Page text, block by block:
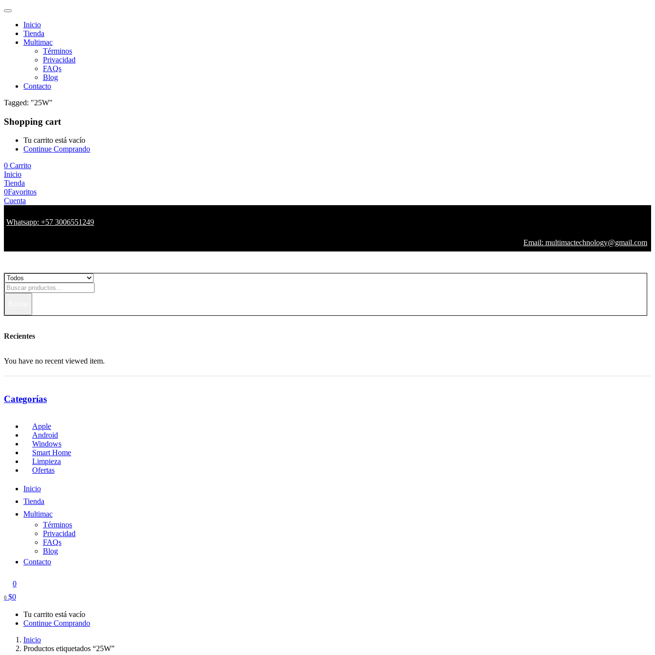
Inicio
Tienda
Multimac
Términos
Privacidad
FAQs
Blog
Contacto
Tagged: "25W"
Shopping cart
Tu carrito está vacío
Continue Comprando
0 Carrito
Inicio
Tienda
0Favoritos
Cuenta
Whatsapp: +57 3006551249
Email: multimactechnology@gmail.com
Recientes
You have no recent viewed item.
Categorías
Apple
Android
Windows
Smart Home
Limpieza
Ofertas
Inicio
Tienda
Multimac
Términos
Privacidad
FAQs
Blog
Contacto
0
0 $0
Tu carrito está vacío
Continue Comprando
Inicio
Productos etiquetados “25W”